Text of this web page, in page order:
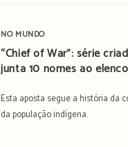
NO MUNDO
“Chief of War”: série
junta 10 nomes ao elenco
Esta aposta segue a história da
da população indígena.